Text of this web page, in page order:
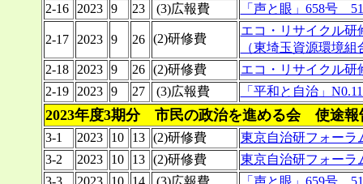
2-16
2023 9 23 (3)広報費 「声と眼」658号
2-17 2023 9 26 (2)研修費
エコ・リサイクル研
（東埼玉資源環境
2-18
2023 9 26 (2)研修費
エコ・リサイクル研
2-19
2023 9 27 (3)広報費 「平和と自治」
2023年度3期分 市民の政治を進める会 使途報
3-1 2023 10 13 (2)研修費
東京自治研フォーラ
3-2
2023 10 13 (2)研修費
東京自治研フォーラ
3-3
2023 10 14 (3)広報費
「声と眼」659号